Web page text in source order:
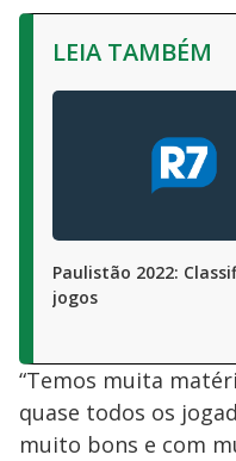
LEIA TAMBÉM
Paulistão 2022:
jogos
“Temos muita
quase todos os
muito bons e com